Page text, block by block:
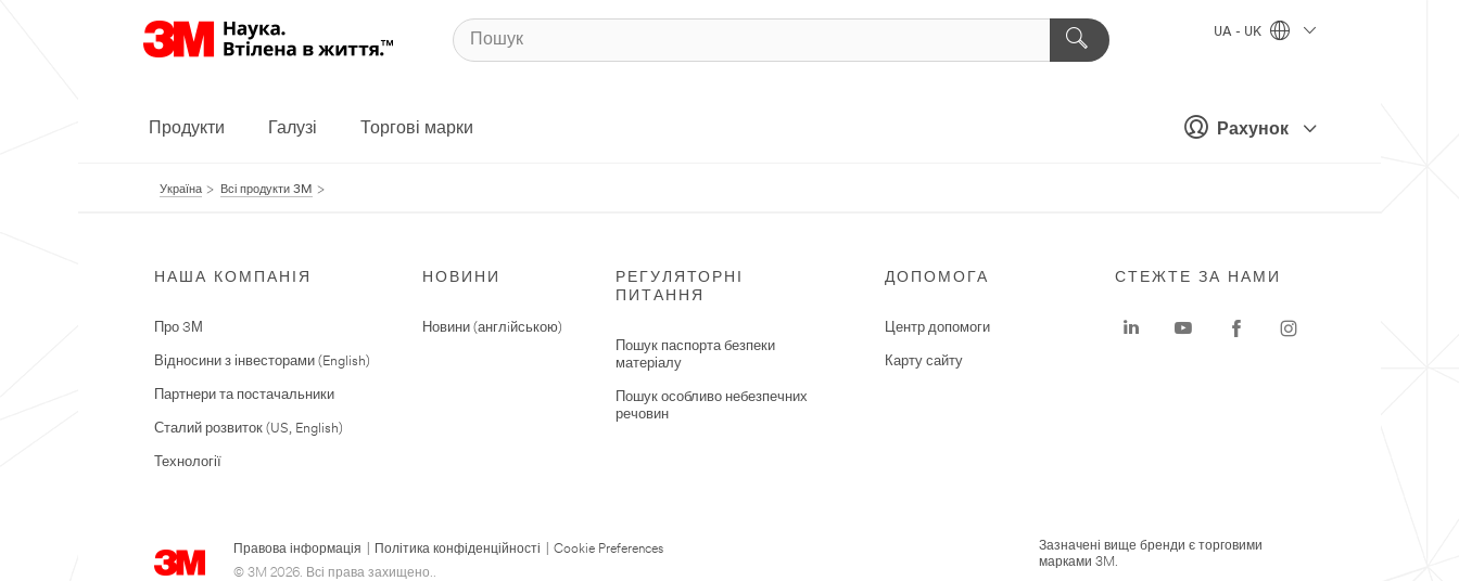
Рахунок
UA - UK
Продукти Галузі Торгові марки
Україна Всі продукти 3M
НАША КОМПАНІЯ
Про 3М
Відносини з інвесторами (English)
Партнери та постачальники
Сталий розвиток (US, English)
Технології
НОВИНИ
Новини (англiйською)
РЕГУЛЯТОРНІ
ПИТАННЯ
Пошук паспорта безпеки
матеріалу
Пошук особливо небезпечних
речовин
ДОПОМОГА
Центр допомоги
Карту сайту
Правова інформація Політика конфіденційності
Cookie Preferences
© 3M 2026. Всі права захищено..
СТЕЖТЕ ЗА НАМИ
Зазначені вище бренди є торговими
марками 3M.